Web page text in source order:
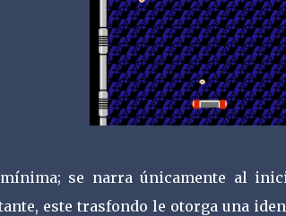
se narra únicamente al
este trasfondo le otorga una